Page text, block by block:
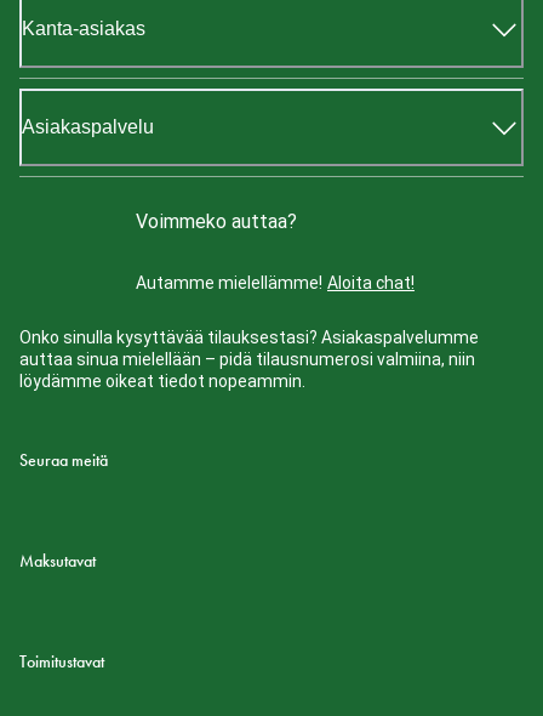
Kanta-asiakas
Asiakaspalvelu
Voimmeko auttaa?
Autamme mielellämme! Aloita chat!
Onko sinulla kysyttävää tilauksestasi? Asiakaspalvelumme
auttaa sinua mielellään – pidä tilausnumerosi valmiina, niin
löydämme oikeat tiedot nopeammin.
Seuraa meitä
Maksutavat
Toimitustavat